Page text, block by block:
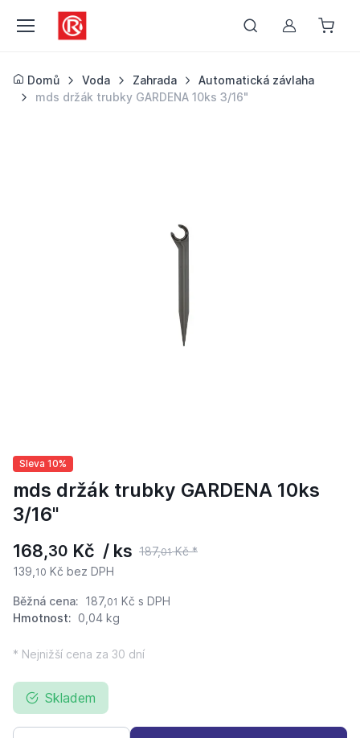
Můj účet
Domů Voda Zahrada
Automatická závlaha
mds držák trubky GARDENA 10ks 3/16"
Sleva 10%
mds držák trubky GARDENA 10ks
3/16"
168,30 Kč / ks 187,01Kč *
139, 10 Kč bez DPH
Běžná cena: 187, 01 Kč s DPH
Hmotnost: 0,04 kg
* Nejnižší cena za 30 dní
Skladem